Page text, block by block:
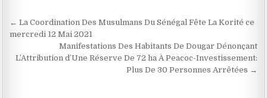
Navigation
de
l’article
← La Coordination Des Musulmans Du Sénégal Fête La Korité ce
mercredi 12 Mai 2021
Manifestations Des Habitants De Dougar Dénonçant
L’Attribution d’Une Réserve De 72 ha À Peacoc-Investissement:
Plus De 30 Personnes Arrêtées →